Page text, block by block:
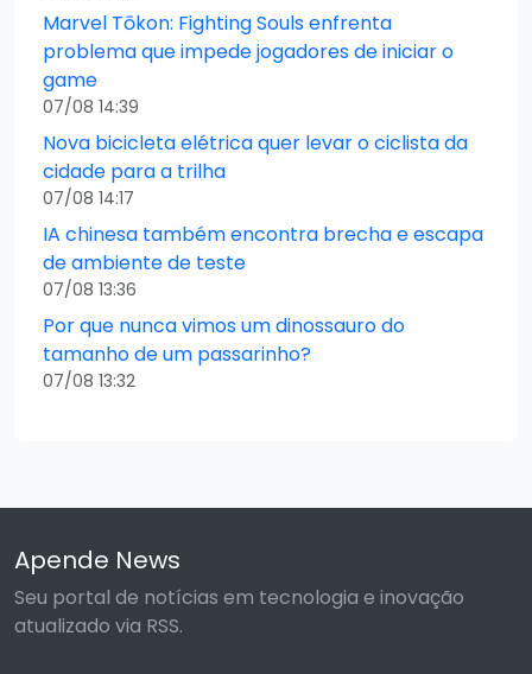
Marvel Tōkon: Fighting Souls enfrenta
problema que impede jogadores de iniciar o
game
07/08 14:39
Nova bicicleta elétrica quer levar o ciclista da
cidade para a trilha
07/08 14:17
IA chinesa também encontra brecha e escapa
de ambiente de teste
07/08 13:36
Por que nunca vimos um dinossauro do
tamanho de um passarinho?
07/08 13:32
Apende News
Seu portal de notícias em tecnologia e inovação
atualizado via RSS.